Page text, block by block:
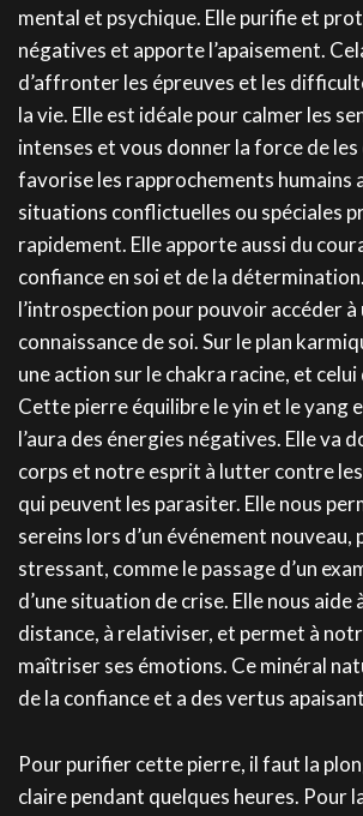
mental et psychique. Elle purifie et
négatives et apporte l’apaisement.
d’affronter les épreuves et les
la vie. Elle est idéale pour calmer les
intenses et vous donner la force de les
favorise les rapprochements humains
situations conflictuelles ou spéciales
rapidement. Elle apporte aussi du
confiance en soi et de la
l’introspection pour pouvoir accéder à
connaissance de soi. Sur le plan
une action sur le chakra racine, et
Cette pierre équilibre le yin et le yang
l’aura des énergies négatives. Elle va
corps et notre esprit à lutter contre
qui peuvent les parasiter. Elle nous
sereins lors d’un événement
stressant, comme le passage d’un
d’une situation de crise. Elle nous aide
distance, à relativiser, et permet à
maîtriser ses émotions. Ce minéral
de la confiance et a des vertus
Pour purifier cette pierre, il faut la
claire pendant quelques heures. Pour